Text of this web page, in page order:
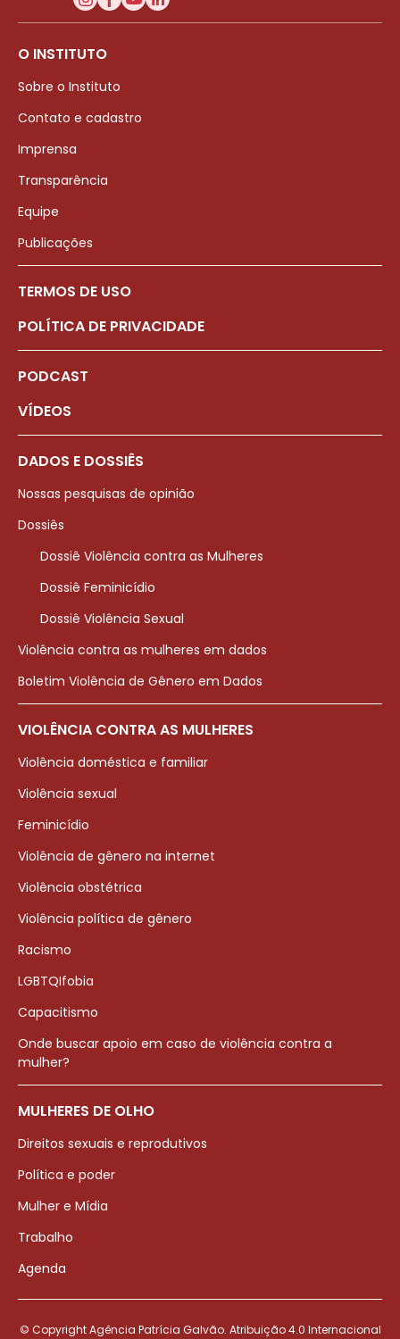
O INSTITUTO
Sobre o Instituto
Contato e cadastro
Imprensa
Transparência
Equipe
Publicações
TERMOS DE USO
POLÍTICA DE PRIVACIDADE
PODCAST
VÍDEOS
DADOS E DOSSIÊS
Nossas pesquisas de opinião
Dossiês
Dossiê Violência contra as Mulheres
Dossiê Feminicídio
Dossiê Violência Sexual
Violência contra as mulheres em dados
Boletim Violência de Gênero em Dados
VIOLÊNCIA CONTRA AS MULHERES
Violência doméstica e familiar
Violência sexual
Feminicídio
Violência de gênero na internet
Violência obstétrica
Violência política de gênero
Racismo
LGBTQIfobia
Capacitismo
Onde buscar apoio em caso de violência contra a
mulher?
MULHERES DE OLHO
Direitos sexuais e reprodutivos
Política e poder
Mulher e Mídia
Trabalho
Agenda
© Copyright Agência Patrícia Galvão. Atribuição 4.0 Internacional